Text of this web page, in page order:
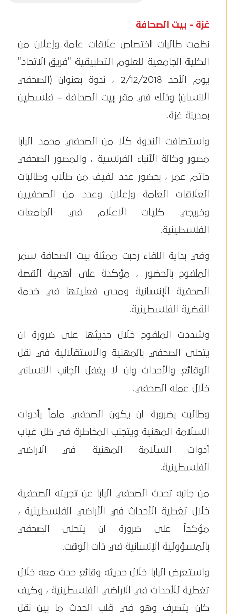
غزة - بيت الصحافة
نظمت طالبات اختصاص علاقات عامة وإعلان من
الكلية الجامعية للعلوم التطبيقية "فريق الاتحاد"
يوم الأحد 2/12/2018 ، ندوة بعنوان (الصحفي
الانسان) وذلك في مقر بيت الصحافة – فلسطين
بمدينة غزة.
واستضافت الندوة كلا من الصحفي محمد البابا
مصور وكالة الأنباء الفرنسية ، والمصور الصحفي
حاتم عمر ، بحضور عدد لفيف من طلاب وطالبات
العلاقات العامة وإعلان وعدد من الصحفيين
وخريجي كليات الاعلام في الجامعات
الفلسطينية.
وفي بداية اللقاء رحبت ممثلة بيت الصحافة سمر
الملفوح بالحضور ، مؤكدة على أهمية القصة
الصحفية الإنسانية ومدى فعليتها في خدمة
القضية الفلسطينية.
وشددت الملفوح خلال حديثها على ضرورة ان
يتحلى الصحفي بالمهنية والاستقلالية في نقل
الوقائع والأحداث وان لا يغفل الجانب الانساني
خلال عمله الصحفي.
وطالبت بضرورة ان يكون الصحفي ملماً بأدوات
السلامة المهنية ويتجنب المخاطرة في ظل غياب
أدوات السلامة المهنية في الاراضي
الفلسطينية.
من جانبه تحدث الصحفي البابا عن تجربته الصحفية
خلال تغطية الأحداث في الأراضي الفلسطينية ،
مؤكداً على ضرورة ان يتحلى الصحفي
بالمسؤولية الإنسانية في ذات الوقت.
واستعرض البابا خلال حديثه وقائع حدث معه خلال
تغطية للأحداث في الاراضي الفلسطينية ، وكيف
كان يتصرف وهو في قلب الحدث ما بين نقل